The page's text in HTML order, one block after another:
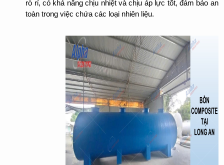
rò rỉ, có khả năng chịu nhiệt và chịu áp lực tốt, đảm bảo an
toàn trong việc chứa các loại nhiên liệu.